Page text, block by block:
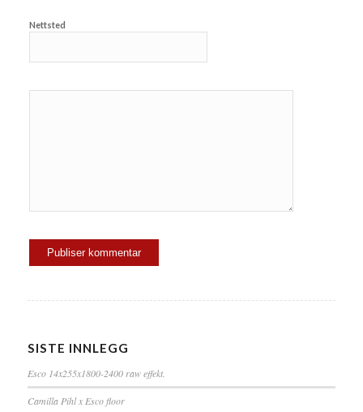
Nettsted
SISTE INNLEGG
Esco 14x255x1800-2400 raw effekt.
Camilla Pihl x Esco floor